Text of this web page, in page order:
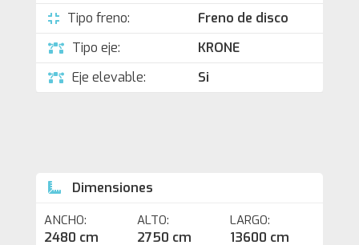
Tipo freno:
Freno de disco
Tipo eje:
KRONE
Eje elevable:
Si
Dimensiones
ANCHO:
2480 cm
ALTO:
2750 cm
LARGO:
13600 cm